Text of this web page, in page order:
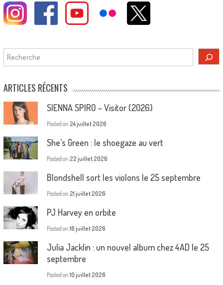
Rechercher
ARTICLES RÉCENTS
SIENNA SPIRO – Visitor (2026)
Posted on 24 juillet 2026
She’s Green : le shoegaze au vert
Posted on 22 juillet 2026
Blondshell sort les violons le 25 septembre
Posted on 21 juillet 2026
PJ Harvey en orbite
Posted on 16 juillet 2026
Julia Jacklin : un nouvel album chez 4AD le 25
septembre
Posted on 10 juillet 2026